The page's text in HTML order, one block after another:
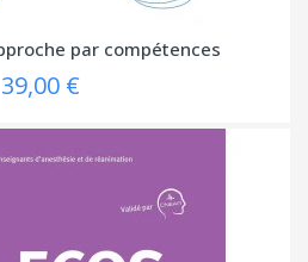
par compétences
39,00 €